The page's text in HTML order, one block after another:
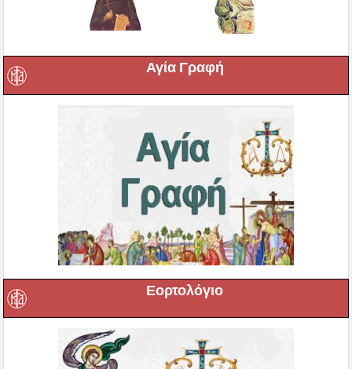
Αγία Γραφή
Εορτολόγιο